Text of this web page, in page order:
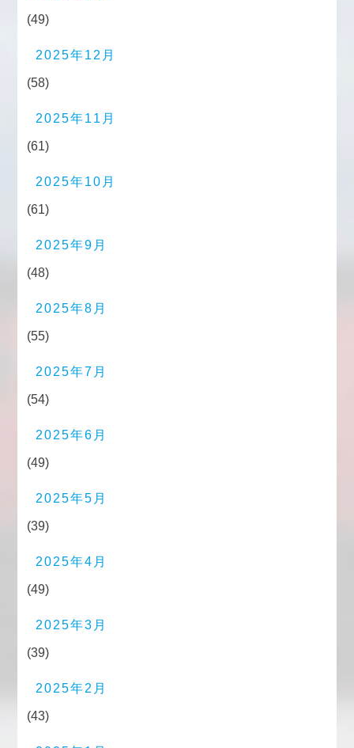
(49)
2025年12月
(58)
2025年11月
(61)
2025年10月
(61)
2025年9月
(48)
2025年8月
(55)
2025年7月
(54)
2025年6月
(49)
2025年5月
(39)
2025年4月
(49)
2025年3月
(39)
2025年2月
(43)